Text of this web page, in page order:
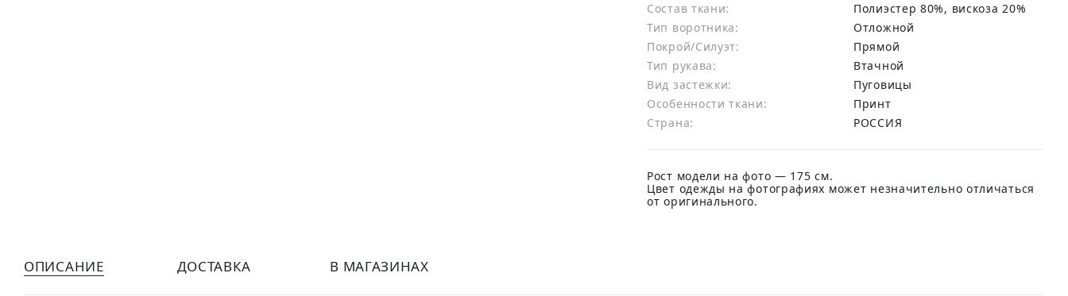
Состав ткани:
полиэстер 80%, вискоза 20%
Тип воротника:
Отложной
Покрой/Силуэт:
Прямой
Тип рукава:
Втачной
Вид застежки:
Пуговицы
Особенности ткани:
Принт
Страна:
РОССИЯ
Рост модели на фото — 175 см.
Цвет одежды на фотографиях может незначительно отличаться
от оригинального.
ОПИСАНИЕ ДОСТАВКА В МАГАЗИНАХ